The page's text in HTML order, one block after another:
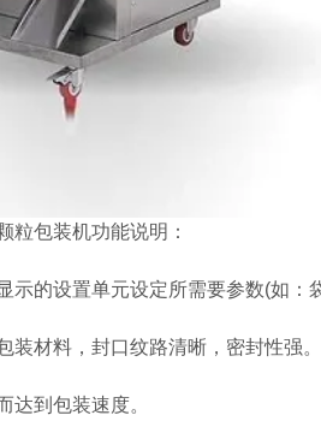
粒包装机功能说明：
的设置单元设定所需要参数(如：
材料，封口纹路清晰，密封性强。
到包装速度。